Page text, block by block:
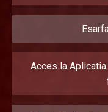
Acces la